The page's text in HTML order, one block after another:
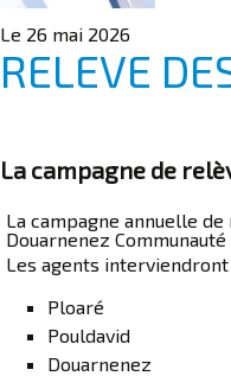
Le 26 mai 2026
RELEVE
La campagne de
La campagne annuelle
Douarnenez
Les agents interviendront
Ploaré
Pouldavid
Douarnenez